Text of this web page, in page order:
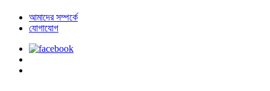
আমাদের সম্পর্কে
যোগাযোগ